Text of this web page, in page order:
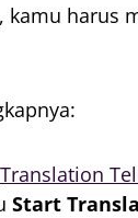
kamu harus
Translation
Start